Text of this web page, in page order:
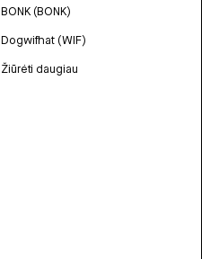
BONK (BONK)
Dogwifhat (WIF)
Žiūrėti daugiau